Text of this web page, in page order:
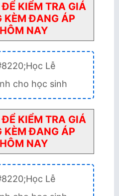
KIỂM TRA GIÁ
KÈM ĐANG ÁP
NAY
KIỂM TRA GIÁ
KÈM ĐANG ÁP
NAY